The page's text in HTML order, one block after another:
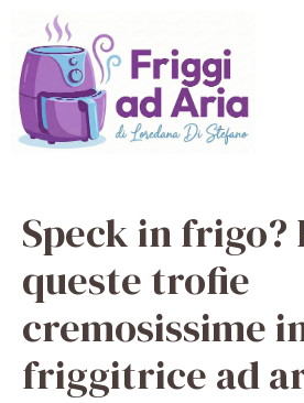
contenuto
Speck in frigo?
queste trofie
cremosissime
friggitrice ad